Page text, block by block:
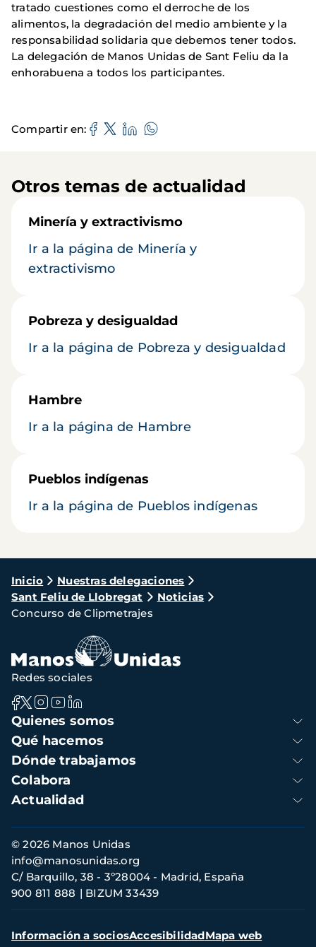
tratado cuestiones como el derroche de los
alimentos, la degradación del medio ambiente y la
responsabilidad solidaria que debemos tener todos.
La delegación de Manos Unidas de Sant Feliu da la
enhorabuena a todos los participantes.
Compartir en
Otros temas de actualidad
Minería y extractivismo
Ir a la página de Minería y
extractivismo
Pobreza y desigualdad
Ir a la página de Pobreza y desigualdad
Hambre
Ir a la página de Hambre
Pueblos indígenas
Ir a la página de Pueblos indígenas
Ruta
de
navegación
Inicio
Nuestras delegaciones
Sant Feliu de Llobregat
Noticias
Concurso de Clipmetrajes
Navegación
principal
Quienes somos
Qué hacemos
Dónde trabajamos
Colabora
Actualidad
Redes sociales
Información
de
contacto
© 2026 Manos Unidas
C/ Barquillo, 38 - 3º28004 - Madrid, España
900 811 888
BIZUM 33439
info@manosunidas.org
Menú
Información a sociosAccesibilidadMapa web